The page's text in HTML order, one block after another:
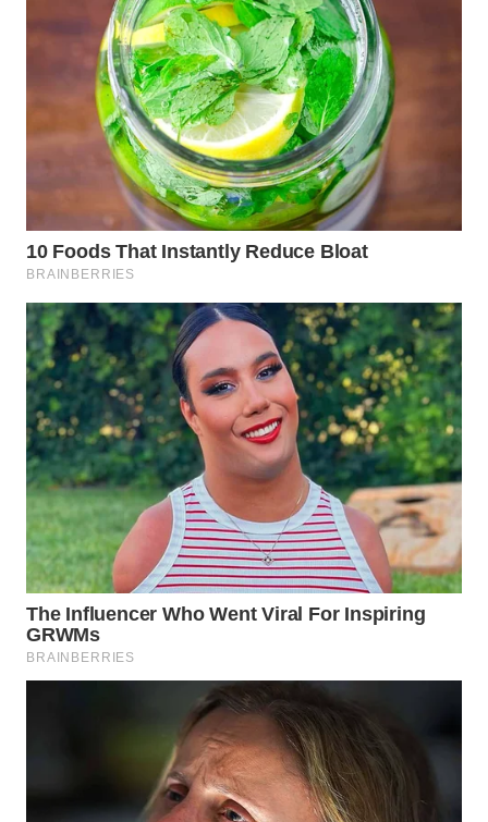
WAHANA
INFRASTRUKTUR
WAHANA
KONSUMEN
WAHANA
WAHANA
TV
WAHANANEWS
ID
WAHANANEWS
CO ID
WAHANANEWS
NET
WAHANA